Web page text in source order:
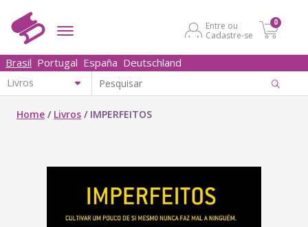
Entre ou
Cadastre-se
0
Brasil Portugal España Deutschland
Home / Livros / IMPERFEITOS